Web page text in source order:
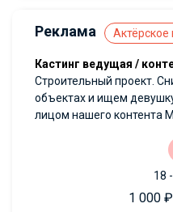
Реклама Актёрское
Кастинг ведущая /
Строительный проект.
объектах и ищем
лицом нашего контента
18
1 000